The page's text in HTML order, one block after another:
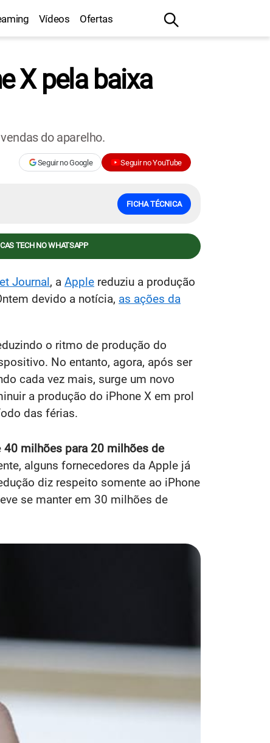
Vídeos Ofertas
X pela baixa
do aparelho.
Seguir no Google Seguir no YouTube
FICHA TÉCNICA
TECH NO WHATSAPP
Journal, a Apple reduziu a produção
devido a notícia, as ações da
o ritmo de produção do
No entanto, agora, após ser
cada vez mais, surge um novo
a produção do iPhone X em prol
das férias.
40 milhões para 20 milhões de
alguns fornecedores da Apple já
diz respeito somente ao iPhone
se manter em 30 milhões de